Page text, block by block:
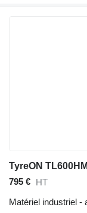
795 € HT
Matériel industriel -